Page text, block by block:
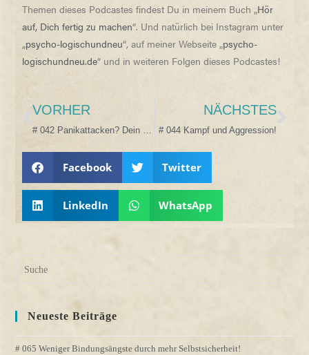
Themen dieses Podcastes findest Du in meinem Buch „Hör
auf, Dich fertig zu machen“. Und natürlich bei Instagram unter
„psycho-logischundneu“, auf meiner Webseite „psycho-
logischundneu.de“ und in weiteren Folgen dieses Podcastes!
VORHER
# 042 Panikattacken? Dein ängstlicher Aufpasser braucht Hilfe!
NÄCHSTES
# 044 Kampf und Aggression!
Facebook Twitter
LinkedIn WhatsApp
Neueste Beiträge
# 065 Weniger Bindungsängste durch mehr Selbstsicherheit!